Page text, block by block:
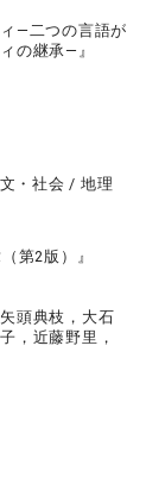
―二つの言語が
の継承―』
・社会 / 地理
第2版）』
頭典枝，大石
，近藤野里，